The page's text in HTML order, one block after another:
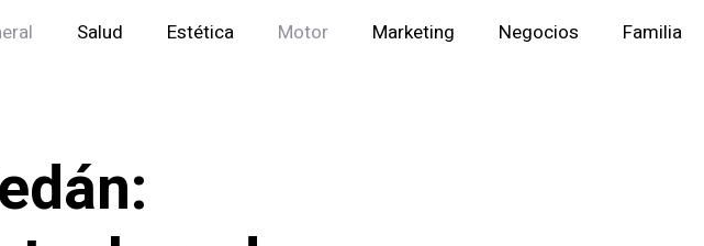
Salud Estética Motor Marketing Negocios Familia